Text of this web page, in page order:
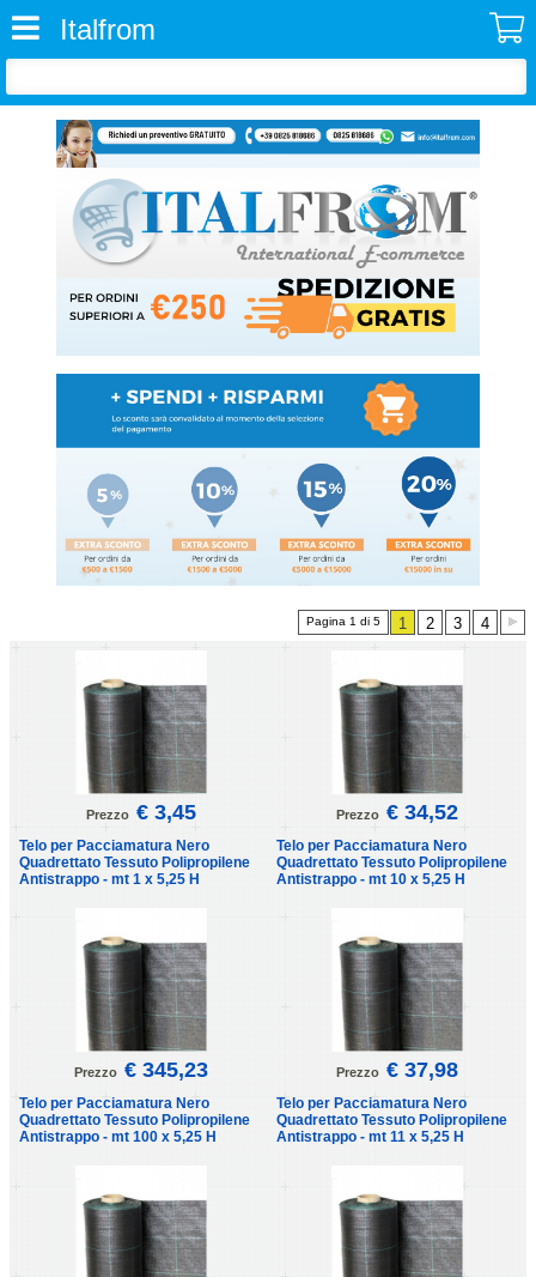
Italfrom
Pagina 1 di 5 1 2 3 4
Prezzo € 3,45
Telo per Pacciamatura Nero
Quadrettato Tessuto Polipropilene
Antistrappo - mt 1 x 5,25 H
Prezzo € 34,52
Telo per Pacciamatura Nero
Quadrettato Tessuto Polipropilene
Antistrappo - mt 10 x 5,25 H
Prezzo € 345,23
Telo per Pacciamatura Nero
Quadrettato Tessuto Polipropilene
Antistrappo - mt 100 x 5,25 H
Prezzo € 37,98
Telo per Pacciamatura Nero
Quadrettato Tessuto Polipropilene
Antistrappo - mt 11 x 5,25 H